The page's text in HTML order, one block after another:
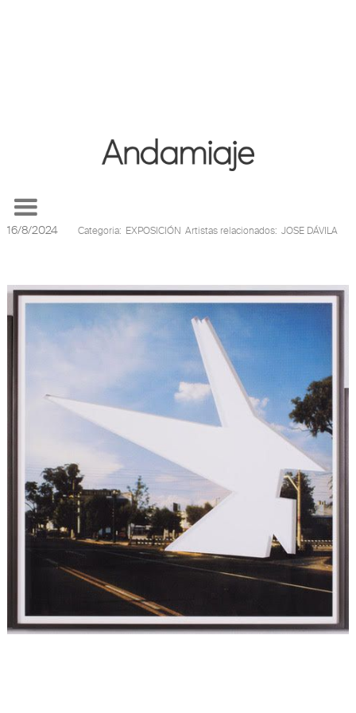
Jose Dávila participa de Tácticas del Glitch en el
16/8/2024 Categoria: EXPOSICIÓN Artistas relacionados: JOSE DÁVILA